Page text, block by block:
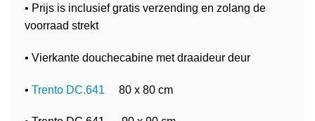
• Prijs is inclusief gratis verzending en zolang de
voorraad strekt
• Vierkante douchecabine met draaideur deur
• Trento DC.641 80 x 80 cm